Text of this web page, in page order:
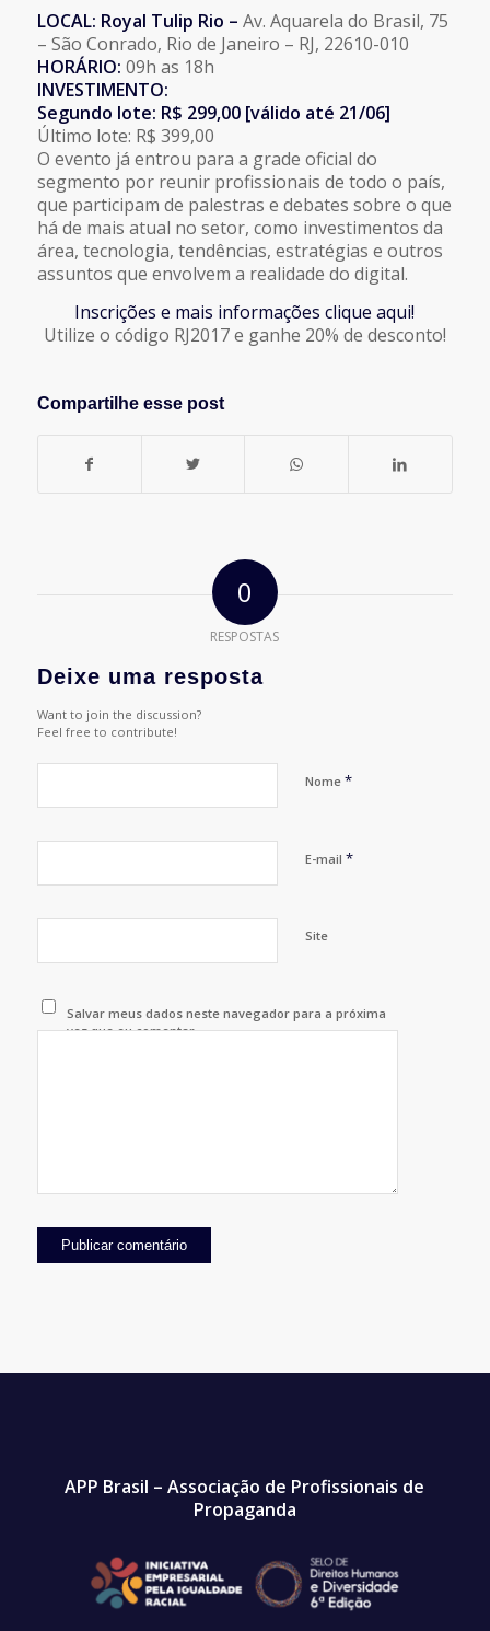
LOCAL: Royal Tulip Rio – Av. Aquarela do Brasil, 75
– São Conrado, Rio de Janeiro – RJ, 22610-010
HORÁRIO: 09h as 18h
INVESTIMENTO:
Segundo lote: R$ 299,00 [válido até 21/06]
Último lote: R$ 399,00
O evento já entrou para a grade oficial do
segmento por reunir profissionais de todo o país,
que participam de palestras e debates sobre o que
há de mais atual no setor, como investimentos da
área, tecnologia, tendências, estratégias e outros
assuntos que envolvem a realidade do digital.
Inscrições e mais informações clique aqui!
Utilize o código RJ2017 e ganhe 20% de desconto!
Compartilhe esse post
0
RESPOSTAS
Deixe uma resposta
Want to join the discussion?
Feel free to contribute!
Nome *
E-mail *
Site
Salvar meus dados neste navegador para a próxima
vez que eu comentar.
APP Brasil – Associação de Profissionais de
Propaganda